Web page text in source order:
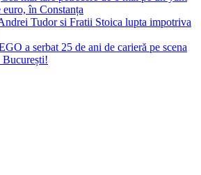
în Constanța
Tudor si Fratii Stoica lupta impotriva
a serbat 25 de ani de carieră pe scena